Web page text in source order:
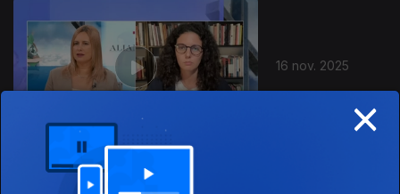
16 nov. 2025
×